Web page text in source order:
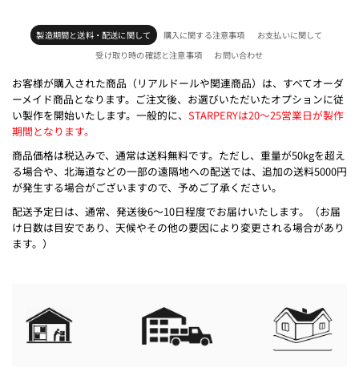
製造期間と送料・配送に関して 購入に関する注意事項
お支払いに関して
受け取り時の確認と注意事項
お問い合わせ
お客様が購入された商品（リアルドールや関連商品）は、すべてオーダ
ーメイド商品となります。ご注文後、お選びいただいたオプションに従
い製作を開始いたします。一般的に、 STARPERYは20～25営業日が製作
期間となります。
商品価格は税込みで、通常は送料無料です。ただし、重量が50kgを超え
る場合や、北海道などの一部の遠隔地への配送では、追加の送料5000円
が発生する場合がございますので、予めご了承ください。
配送予定日は、通常、発送後6～10日程度でお届けいたします。（お届
け日数は目安であり、天候やその他の要因により変更される場合があり
ます。）